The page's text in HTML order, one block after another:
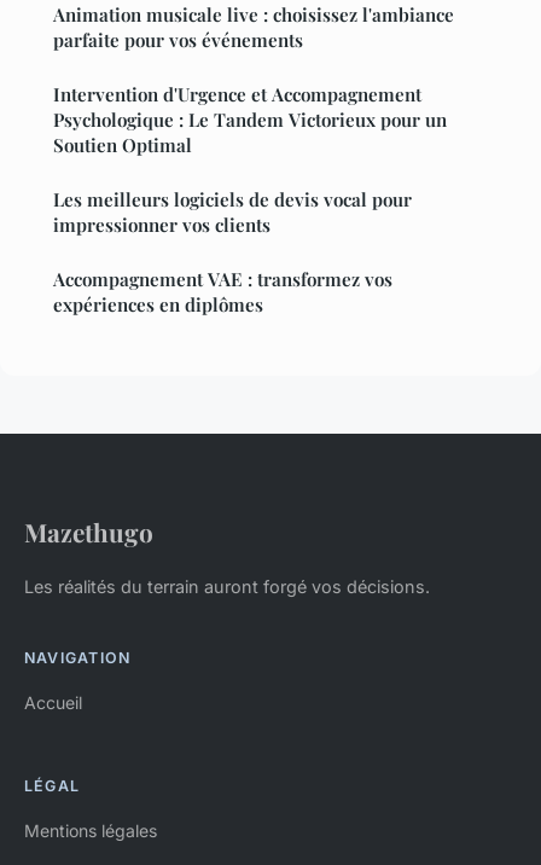
Animation musicale live : choisissez l'ambiance
parfaite pour vos événements
Intervention d'Urgence et Accompagnement
Psychologique : Le Tandem Victorieux pour un
Soutien Optimal
Les meilleurs logiciels de devis vocal pour
impressionner vos clients
Accompagnement VAE : transformez vos
expériences en diplômes
Mazethugo
Les réalités du terrain auront forgé vos décisions.
NAVIGATION
Accueil
LÉGAL
Mentions légales